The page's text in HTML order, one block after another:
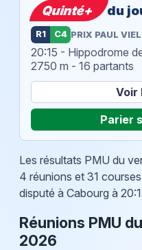
Quinté+ du
R1 C4 PRIX PAUL VIEL
20:15 - Hippodrome
2750 m - 16 partants
Voir
Parier
Les résultats PMU du
4 réunions et 31
disputé à Cabourg à
Réunions PMU du
2026